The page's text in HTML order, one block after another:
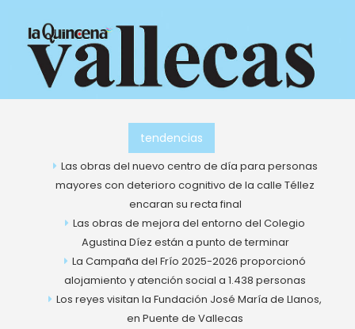
contenido
tendencias
Las obras del nuevo centro de día para personas
mayores con deterioro cognitivo de la calle Téllez
encaran su recta final
Las obras de mejora del entorno del Colegio
Agustina Díez están a punto de terminar
La Campaña del Frío 2025-2026 proporcionó
alojamiento y atención social a 1.438 personas
Los reyes visitan la Fundación José María de Llanos,
en Puente de Vallecas